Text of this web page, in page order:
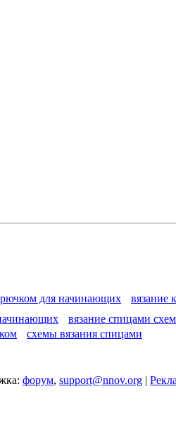
для начинающих вязание
вязание спицами
схемы вязания спицами
форум, support@nnov.org |